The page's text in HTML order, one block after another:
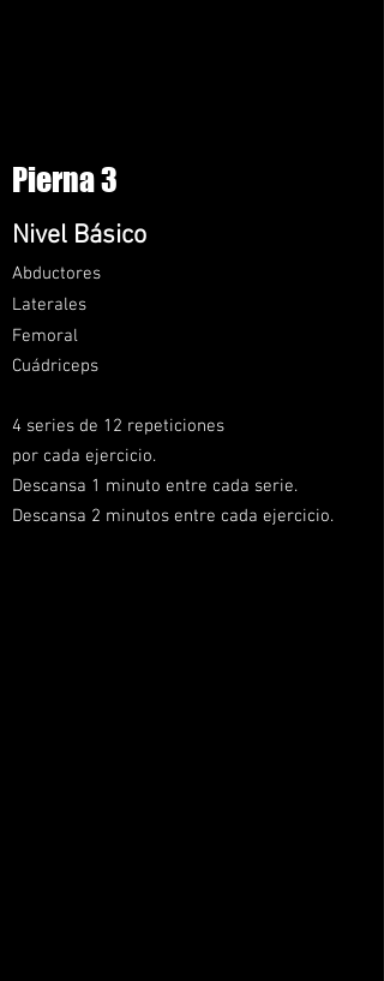
Pierna 3
Nivel Básico
Abductores
Laterales
Femoral
Cuádriceps
4 series de 12 repeticiones
por cada ejercicio.
Descansa 1 minuto entre cada serie.
Descansa 2 minutos entre cada ejercicio.